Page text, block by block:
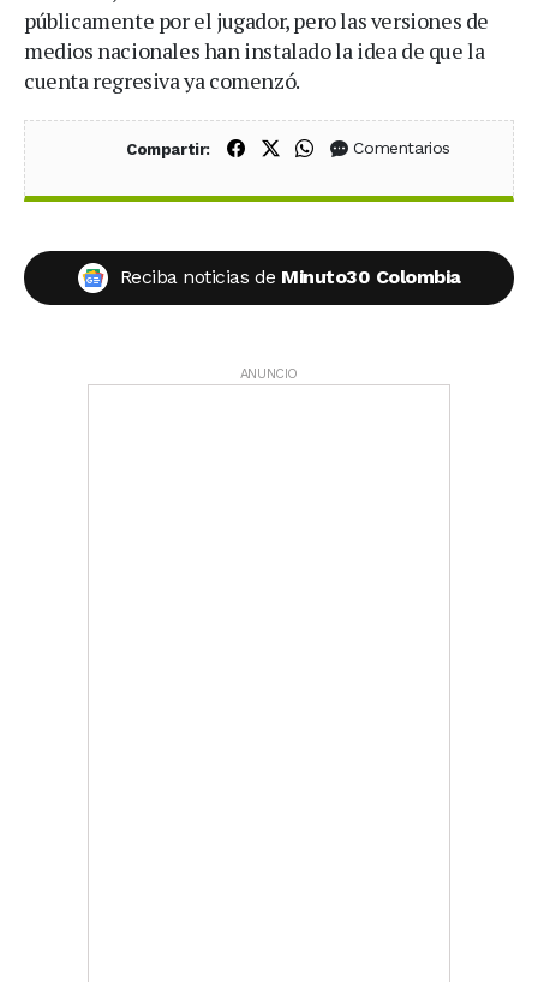
públicamente por el jugador, pero las versiones de
medios nacionales han instalado la idea de que la
cuenta regresiva ya comenzó.
Compartir: Compartir en Facebook
Compartir en X (Twitter)
Compartir en WhatsApp
Comentarios
Reciba noticias de Minuto30 Colombia
ANUNCIO